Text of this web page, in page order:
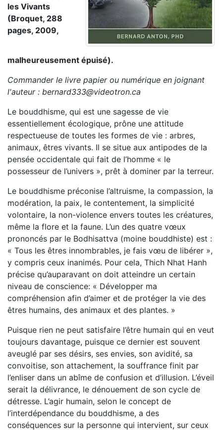
les Vivants
(Broquet, 288
pages, 2009,
malheureusement épuisé).
Commander le livre papier ou numérique en joignant
l'auteur : bernard333@videotron.ca
Le bouddhisme, qui est une sagesse de vie
essentiellement écologique, prône une attitude
respectueuse de toutes les formes de vie : arbres,
animaux, êtres vivants. Il se situe aux antipodes de la
pensée occidentale qui fait de l’homme « le
possesseur de l’univers », prêt à dominer par la terreur.
Le bouddhisme préconise l’altruisme, la compassion, la
modération, la paix, le contentement, la simplicité
volontaire, la non-violence envers toutes les créatures,
même la flore et la faune. L’un des quatre vœux
prononcés par le Bodhisattva (moine bouddhiste) est :
« Tous les êtres innombrables, je fais vœu de libérer »,
y compris ceux inanimés. Pour cela, Thich Nhat Hanh
précise qu’auparavant on doit atteindre un certain
niveau de conscience: « Développer ma
compréhension afin d’aimer et de protéger la vie des
êtres humains, des animaux et des plantes. »
Puisque rien ne peut satisfaire l’être humain qui en veut
toujours davantage, puisque ce dernier est souvent
aveuglé par ses désirs, ses envies, son avidité, sa
convoitise, son attachement, la souffrance finit par
l’enliser dans un abîme de confusion et d’illusion. L’éveil
serait la délivrance, le dénouement de son cycle de
détresse. L’agir humain, selon le concept de
l’interdépendance du bouddhisme, a des
conséquences sur la personne qui intervient, sur ceux